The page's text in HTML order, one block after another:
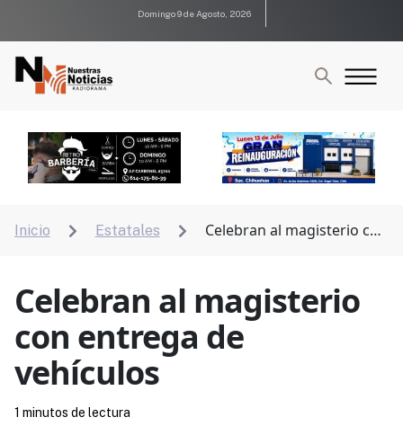
Domingo 9 de Agosto, 2026
Inicio  Estatales 
Celebran al magisterio con
Celebran al magisterio
con entrega de
vehículos
1 minutos de lectura